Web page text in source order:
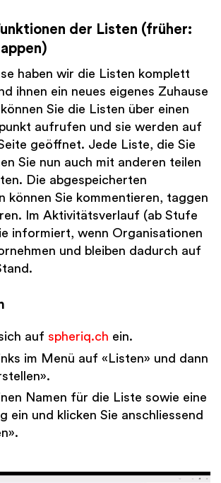
der Listen (früher:
haben wir die Listen komplett
ihnen ein neues eigenes Zuhause
Sie die Listen über einen
aufrufen und sie werden auf
geöffnet. Jede Liste, die Sie
Sie nun auch mit anderen teilen
Die abgespeicherten
können Sie kommentieren, taggen
Im Aktivitätsverlauf (ab Stufe
informiert, wenn Organisationen
und bleiben dadurch auf
auf spheriq.ch ein.
im Menü auf «Listen» und dann
Namen für die Liste sowie eine
ein und klicken Sie anschliessend